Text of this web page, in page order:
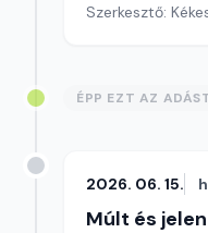
Szerkesztő:
ÉPP EZT AZ
2026. 06. 15.
Múlt és jelen